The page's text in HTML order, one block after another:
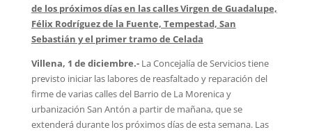
de los próximos días en las calles Virgen de Guadalupe,
Félix Rodríguez de la Fuente, Tempestad, San
Sebastián y el primer tramo de Celada
Villena, 1 de diciembre.- La Concejalía de Servicios tiene
previsto iniciar las labores de reasfaltado y reparación del
firme de varias calles del Barrio de La Morenica y
urbanización San Antón a partir de mañana, que se
extenderá durante los próximos días de esta semana. Las